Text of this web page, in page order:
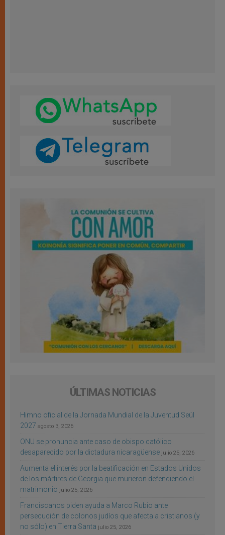
ÚLTIMAS NOTICIAS
Himno oficial de la Jornada Mundial de la Juventud Seúl
2027 agosto 3, 2026
ONU se pronuncia ante caso de obispo católico
desaparecido por la dictadura nicaragüense julio 25, 2026
Aumenta el interés por la beatificación en Estados Unidos
de los mártires de Georgia que murieron defendiendo el
matrimonio julio 25, 2026
Franciscanos piden ayuda a Marco Rubio ante
persecución de colonos judíos que afecta a cristianos (y
no sólo) en Tierra Santa julio 25, 2026